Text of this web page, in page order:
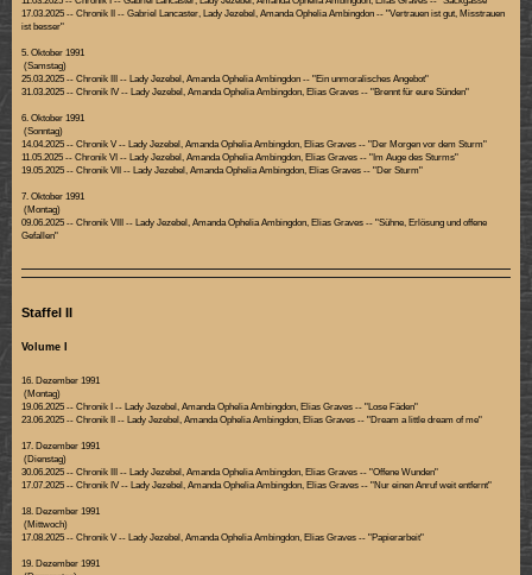
17.03.2025 -- Chronik II -- Gabriel Lancaster, Lady Jezebel, Amanda Ophelia Ambingdon -- "Vertrauen ist gut, Misstrauen
ist besser"
5. Oktober 1991
(Samstag)
25.03.2025 -- Chronik III -- Lady Jezebel, Amanda Ophelia Ambingdon -- "Ein unmoralisches Angebot"
31.03.2025 -- Chronik IV -- Lady Jezebel, Amanda Ophelia Ambingdon, Elias Graves -- "Brennt für eure Sünden"
6. Oktober 1991
(Sonntag)
14.04.2025 -- Chronik V -- Lady Jezebel, Amanda Ophelia Ambingdon, Elias Graves -- "Der Morgen vor dem Sturm"
11.05.2025 -- Chronik VI -- Lady Jezebel, Amanda Ophelia Ambingdon, Elias Graves -- "Im Auge des Sturms"
19.05.2025 -- Chronik VII -- Lady Jezebel, Amanda Ophelia Ambingdon, Elias Graves -- "Der Sturm"
7. Oktober 1991
(Montag)
09.06.2025 -- Chronik VIII -- Lady Jezebel, Amanda Ophelia Ambingdon, Elias Graves -- "Sühne, Erlösung und offene
Gefallen"
Staffel II
Volume I
16. Dezember 1991
(Montag)
19.06.2025 -- Chronik I -- Lady Jezebel, Amanda Ophelia Ambingdon, Elias Graves -- "Lose Fäden"
23.06.2025 -- Chronik II -- Lady Jezebel, Amanda Ophelia Ambingdon, Elias Graves -- "Dream a little dream of me"
17. Dezember 1991
(Dienstag)
30.06.2025 -- Chronik III -- Lady Jezebel, Amanda Ophelia Ambingdon, Elias Graves -- "Offene Wunden"
17.07.2025 -- Chronik IV -- Lady Jezebel, Amanda Ophelia Ambingdon, Elias Graves -- "Nur einen Anruf weit entfernt"
18. Dezember 1991
(Mittwoch)
17.08.2025 -- Chronik V -- Lady Jezebel, Amanda Ophelia Ambingdon, Elias Graves -- "Papierarbeit"
19. Dezember 1991